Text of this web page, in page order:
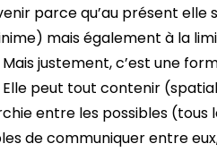
parce qu’au présent elle
mais également à la
justement, c’est une
Elle peut tout contenir
entre les possibles (tous
de communiquer entre